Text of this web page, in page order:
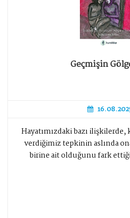
Geçmişin
Hayatımızdaki bazı ilişkilerde,
verdiğimiz tepkinin aslında
birine ait olduğunu fark